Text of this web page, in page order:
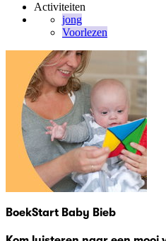
Activiteiten
jong
Voorlezen
BoekStart Baby Bieb